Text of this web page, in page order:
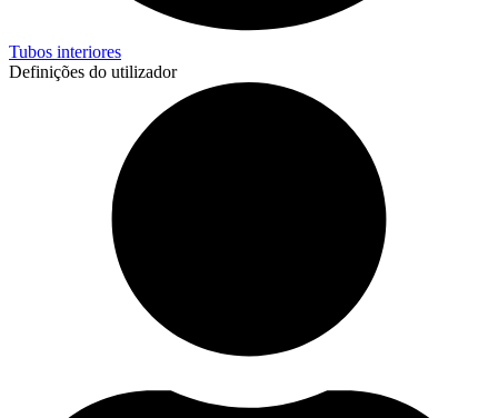
Tubos interiores
Definições do utilizador